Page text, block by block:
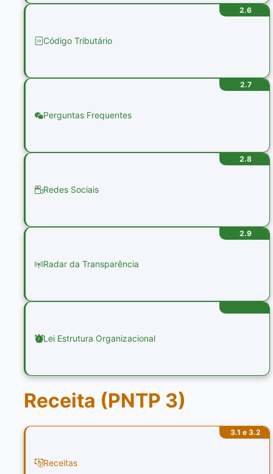
2.6
Código Tributário
2.7
Perguntas Frequentes
2.8
Redes Sociais
2.9
Radar da Transparência
Lei Estrutura Organizacional
Receita (PNTP 3)
3.1 e 3.2
Receitas